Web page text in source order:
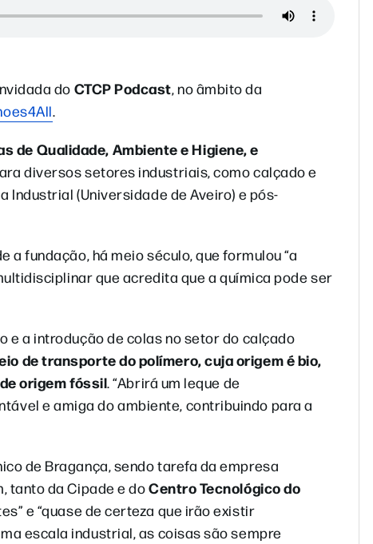
do CTCP Podcast, no âmbito da
.
de Qualidade, Ambiente e Higiene, e
diversos setores industriais, como calçado e
Industrial (Universidade de Aveiro) e pós-
fundação, há meio século, que formulou “a
que acredita que a química pode ser
e a introdução de colas no setor do calçado
de transporte do polímero, cuja origem é bio,
origem fóssil. “Abrirá um leque de
e amiga do ambiente, contribuindo para a
de Bragança, sendo tarefa da empresa
tanto da Cipade e doCentro Tecnológico do
e “quase de certeza que irão existir
escala industrial, as coisas são sempre